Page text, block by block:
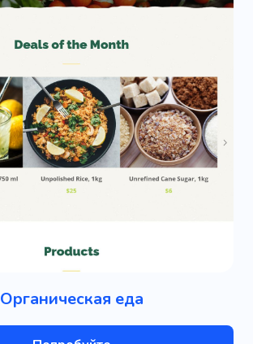
Органическая еда